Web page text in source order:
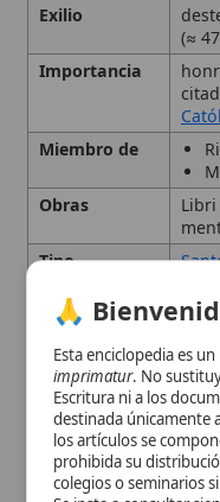
Miembro de
Riez
Obras Libri
Santo
Virtudes
piedad
San Fausto
Otros
Fausto o
Conclusión
Citas y
Modificado el 26 de
este artículo
🙏 Bienvenido
Esta enciclopedia es un
. No sustituye
Escritura ni a los
destinada únicamente a
prohibida su distribución
colegios o seminarios sin
colaborar en la
del menú superior.
ha leído y acepta
aviso legal.